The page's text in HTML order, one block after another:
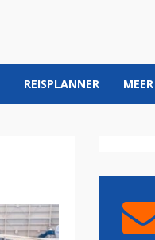
REISPLANNER MEER